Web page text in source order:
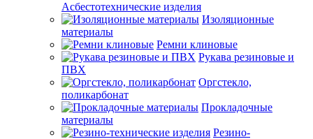
Асбестотехнические изделия
Изоляционные
материалы
Ремни клиновые
Рукава резиновые и
ПВХ
Оргстекло,
поликарбонат
Прокладочные
материалы
Резино-